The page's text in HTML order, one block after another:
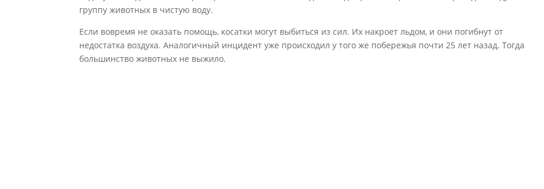
группу животных в чистую воду.
Если вовремя не оказать помощь, косатки могут выбиться из сил. Их накроет льдом, и они погибнут от
недостатка воздуха. Аналогичный инцидент уже происходил у того же побережья почти 25 лет назад. Тогда
большинство животных не выжило.